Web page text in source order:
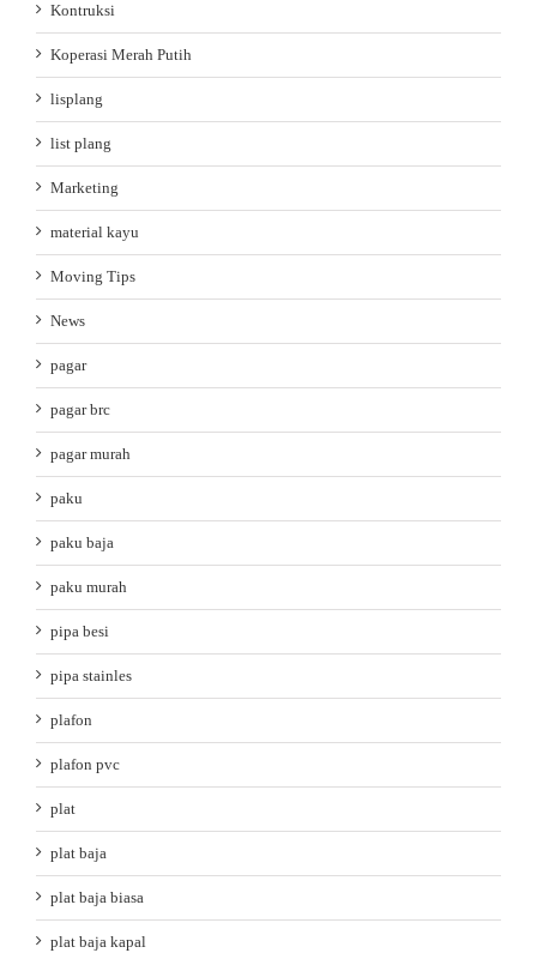
Kontruksi
Koperasi Merah Putih
lisplang
list plang
Marketing
material kayu
Moving Tips
News
pagar
pagar brc
pagar murah
paku
paku baja
paku murah
pipa besi
pipa stainles
plafon
plafon pvc
plat
plat baja
plat baja biasa
plat baja kapal